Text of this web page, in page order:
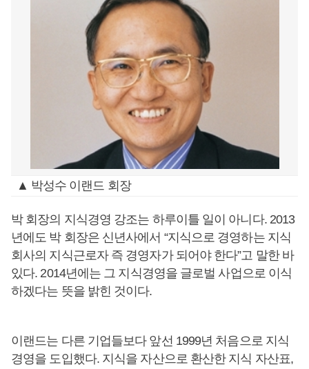
▲ 박성수 이랜드 회장
박 회장의 지식경영 강조는 하루이틀 일이 아니다. 2013
년에도 박 회장은 신년사에서 “지식으로 경영하는 지식
회사의 지식근로자 즉 경영자가 되어야 한다”고 말한 바
있다. 2014년에는 그 지식경영을 글로벌 사업으로 이식
하겠다는 뜻을 밝힌 것이다.
이랜드는 다른 기업들보다 앞선 1999년 처음으로 지식
경영을 도입했다. 지식을 자산으로 환산한 지식 자산표,